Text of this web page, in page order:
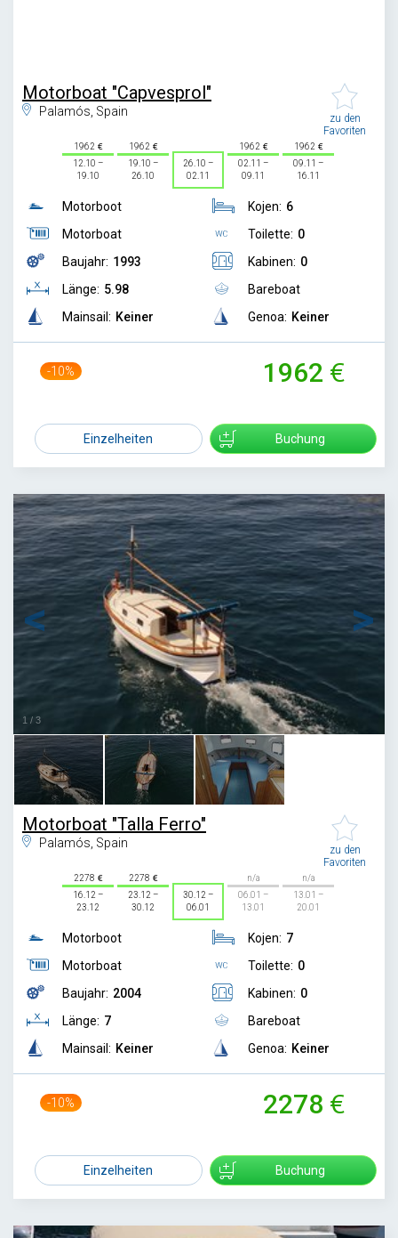
Motorboat "Capvesprol"
Palamós, Spain
zu den
Favoriten
1962
12.10 –
19.10
1962
19.10 –
26.10
26.10 –
02.11
1962
02.11 –
09.11
1962
09.11 –
16.11
Motorboot
Motorboat
Baujahr: 1993
Länge: 5.98
Mainsail: Keiner
Kojen: 6
Toilette: 0
Kabinen: 0
Bareboat
Genoa: Keiner
-10% 1962
Einzelheiten Buchung
1 / 3
Motorboat "Talla Ferro"
Palamós, Spain
zu den
Favoriten
2278
16.12 –
23.12
2278
23.12 –
30.12
30.12 –
06.01
n/a
06.01 –
13.01
n/a
13.01 –
20.01
Motorboot
Motorboat
Baujahr: 2004
Länge: 7
Mainsail: Keiner
Kojen: 7
Toilette: 0
Kabinen: 0
Bareboat
Genoa: Keiner
-10% 2278
Einzelheiten Buchung